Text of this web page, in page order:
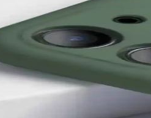
Max için Go Aksesuar ve
14 Pro Max kılıfı olan Go
iPhone 13 ve 14 Kamera
iPhone kılıfını
20 Lite İçin Fibaks ve